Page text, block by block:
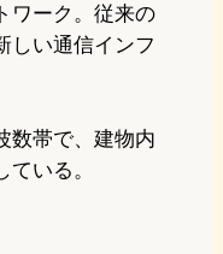
ワーク。従来の
しい通信インフ
数帯で、建物内
いる。